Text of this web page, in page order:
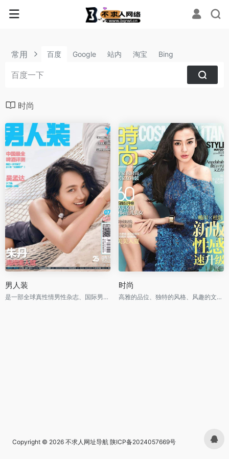
常用 百度 Google 站内 淘宝 Bing
时尚
男人装
是一部全球真性情男性杂志、国际男性杂志市场的当红杂志
时尚
高雅的品位、独特的风格、风趣的文字、新颖的设计
Copyright © 2026 不求人网址导航 陕ICP备2024057669号